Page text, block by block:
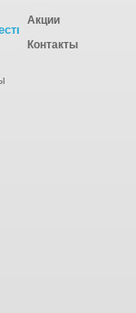
Акции
Контакты